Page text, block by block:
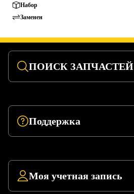
Набор
Заменен
ПОИСК ЗАПЧАСТЕЙ
Поддержка
Моя учетная запись